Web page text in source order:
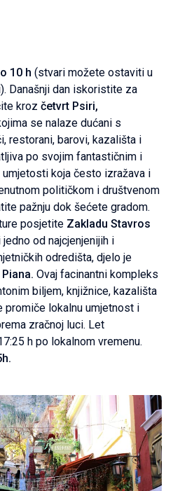
10 h (stvari možete ostaviti u
Današnji dan iskoristite za
kroz četvrt Psiri,
se nalaze dućani s
restorani, barovi, kazališta i
po svojim fantastičnim i
koja često izražava i
političkom i društvenom
pažnju dok šećete gradom.
posjetite Zakladu Stavros
jedno od najcjenjenijih i
odredišta, djelo je
Ovaj facinantni kompleks
biljem, knjižnice, kazališta
promiče lokalnu umjetnost i
zračnoj luci. Let
h po lokalnom vremenu.